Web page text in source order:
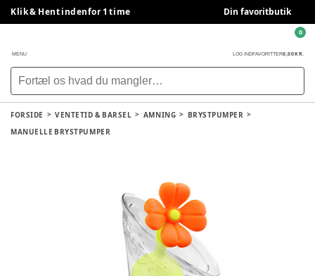
Klik & Hent indenfor 1 time Din favoritbutik
MENU LOG INDFAVORITTER0,00 KR.
0
FORSIDE VENTETID & BARSEL AMNING
BRYSTPUMPER
MANUELLE BRYSTPUMPER